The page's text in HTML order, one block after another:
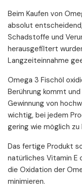
Beim Kaufen von
absolut
Schadstoffe und
herausgefiltert
Langzeiteinnahme
Omega 3 Fischöl
Berührung kommt
Gewinnung von
wichtig, bei jedem
gering wie möglich zu
Das fertige Produkt
natürliches Vitamin E
die Oxidation der
minimieren.